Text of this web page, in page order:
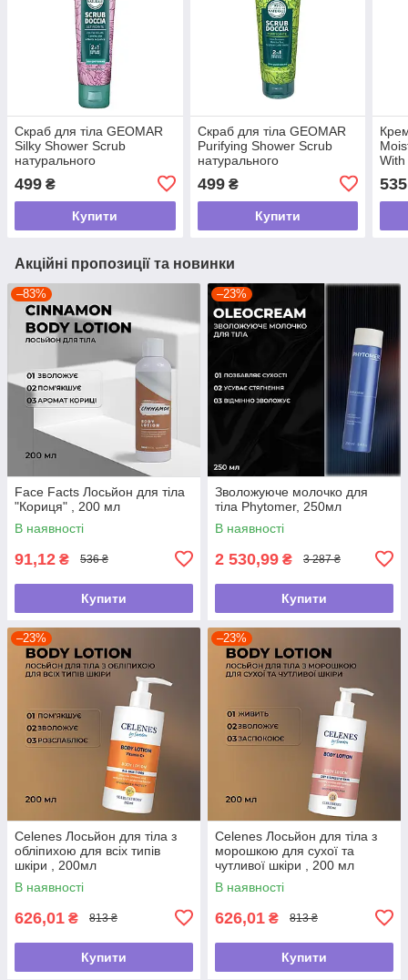
Скраб для тіла GEOMAR
Silky Shower Scrub
натурального
499 ₴
Купити
Скраб для тіла GEOMAR
Purifying Shower Scrub
натурального
499₴
Купити
535
Акційні пропозиції та новинки
–83%
Face Facts Лосьйон для тіла
"Кориця" , 200 мл
В наявності
91,12 ₴ 536 ₴
Купити
–23%
Зволожуюче молочко для
тіла Phytomer, 250мл
В наявності
2 530,99 ₴ 3 287 ₴
Купити
–23%
Celenes Лосьйон для тіла з
обліпихою для всіх типів
шкіри , 200мл
В наявності
626,01 ₴ 813 ₴
Купити
–23%
Celenes Лосьйон для тіла з
морошкою для сухої та
чутливої шкіри , 200 мл
В наявності
626,01 ₴ 813 ₴
Купити